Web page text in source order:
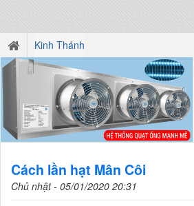
Kinh Thánh
Cách lần hạt Mân Côi
Chủ nhật - 05/01/2020 20:31